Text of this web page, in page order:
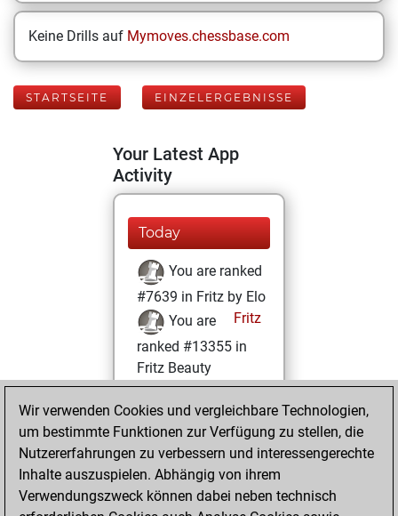
Keine Drills auf Mymoves.chessbase.com
STARTSEITE EINZELERGEBNISSE
Your Latest App
Activity
Today
You are ranked
#7639 in Fritz by Elo
Fritz
You are
ranked #13355 in
Fritz Beauty
Montag,
Dezember 7, 2020
You won
against Fritz
Fritz
Wir verwenden Cookies und vergleichbare Technologien,
um bestimmte Funktionen zur Verfügung zu stellen, die
Nutzererfahrungen zu verbessern und interessengerechte
Inhalte auszuspielen. Abhängig von ihrem
Verwendungszweck können dabei neben technisch